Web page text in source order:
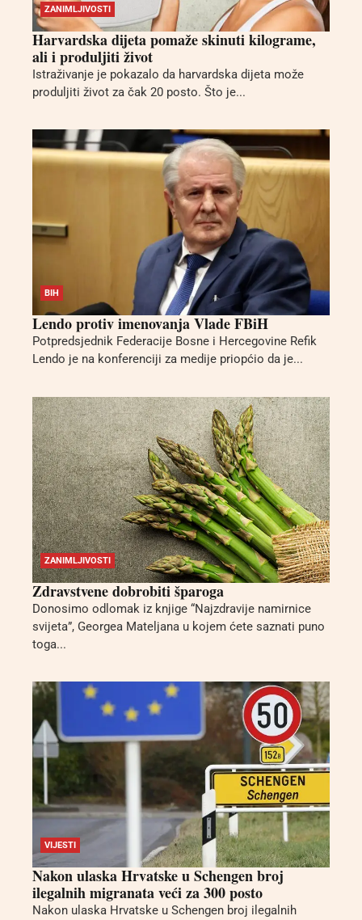
ZANIMLJIVOSTI
Harvardska dijeta pomaže skinuti kilograme,
ali i produljiti život
Istraživanje je pokazalo da harvardska dijeta može
produljiti život za čak 20 posto. Što je...
BIH
Lendo protiv imenovanja Vlade FBiH
Potpredsjednik Federacije Bosne i Hercegovine Refik
Lendo je na konferenciji za medije priopćio da je...
ZANIMLJIVOSTI
Zdravstvene dobrobiti šparoga
Donosimo odlomak iz knjige “Najzdravije namirnice
svijeta”, Georgea Mateljana u kojem ćete saznati puno
toga...
VIJESTI
Nakon ulaska Hrvatske u Schengen broj
ilegalnih migranata veći za 300 posto
Nakon ulaska Hrvatske u Schengen broj ilegalnih